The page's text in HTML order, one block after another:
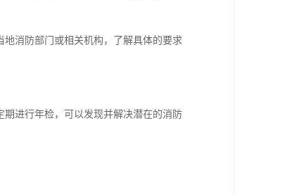
消防部门或相关机构，了解具体的要求
进行年检，可以发现并解决潜在的消防